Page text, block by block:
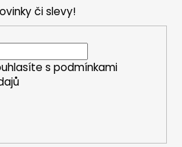
či slevy!
s podmínkami